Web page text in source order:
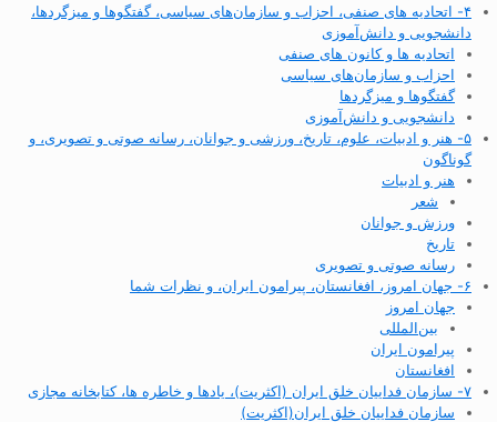
۴- اتحادیه های صنفی، احزاب و سازمان‌های سیاسی، گفتگوها و میزگردها،
دانشجویی و دانش‌آموزی
اتحادیه ها و کانون های صنفی
احزاب و سازمان‌های سیاسی
گفتگوها و میزگردها
دانشجویی و دانش‌آموزی
۵- هنر و ادبیات، علوم، تاریخ، ورزشی و جوانان، رسانه صوتی و تصویری، و
گوناگون
هنر و ادبیات
شعر
ورزش و جوانان
تاریخ
رسانه صوتی و تصویری
۶- جهان امروز، افغانستان، پیرامون ایران، و نظرات شما
جهان امروز
بین‌المللی
پیرامون ایران
افغانستان
۷- سازمان فداییان خلق ایران (اکثریت)، یادها و خاطره ها، کتابخانه مجازی
سازمان فداییان خلق ایران(اکثریت)